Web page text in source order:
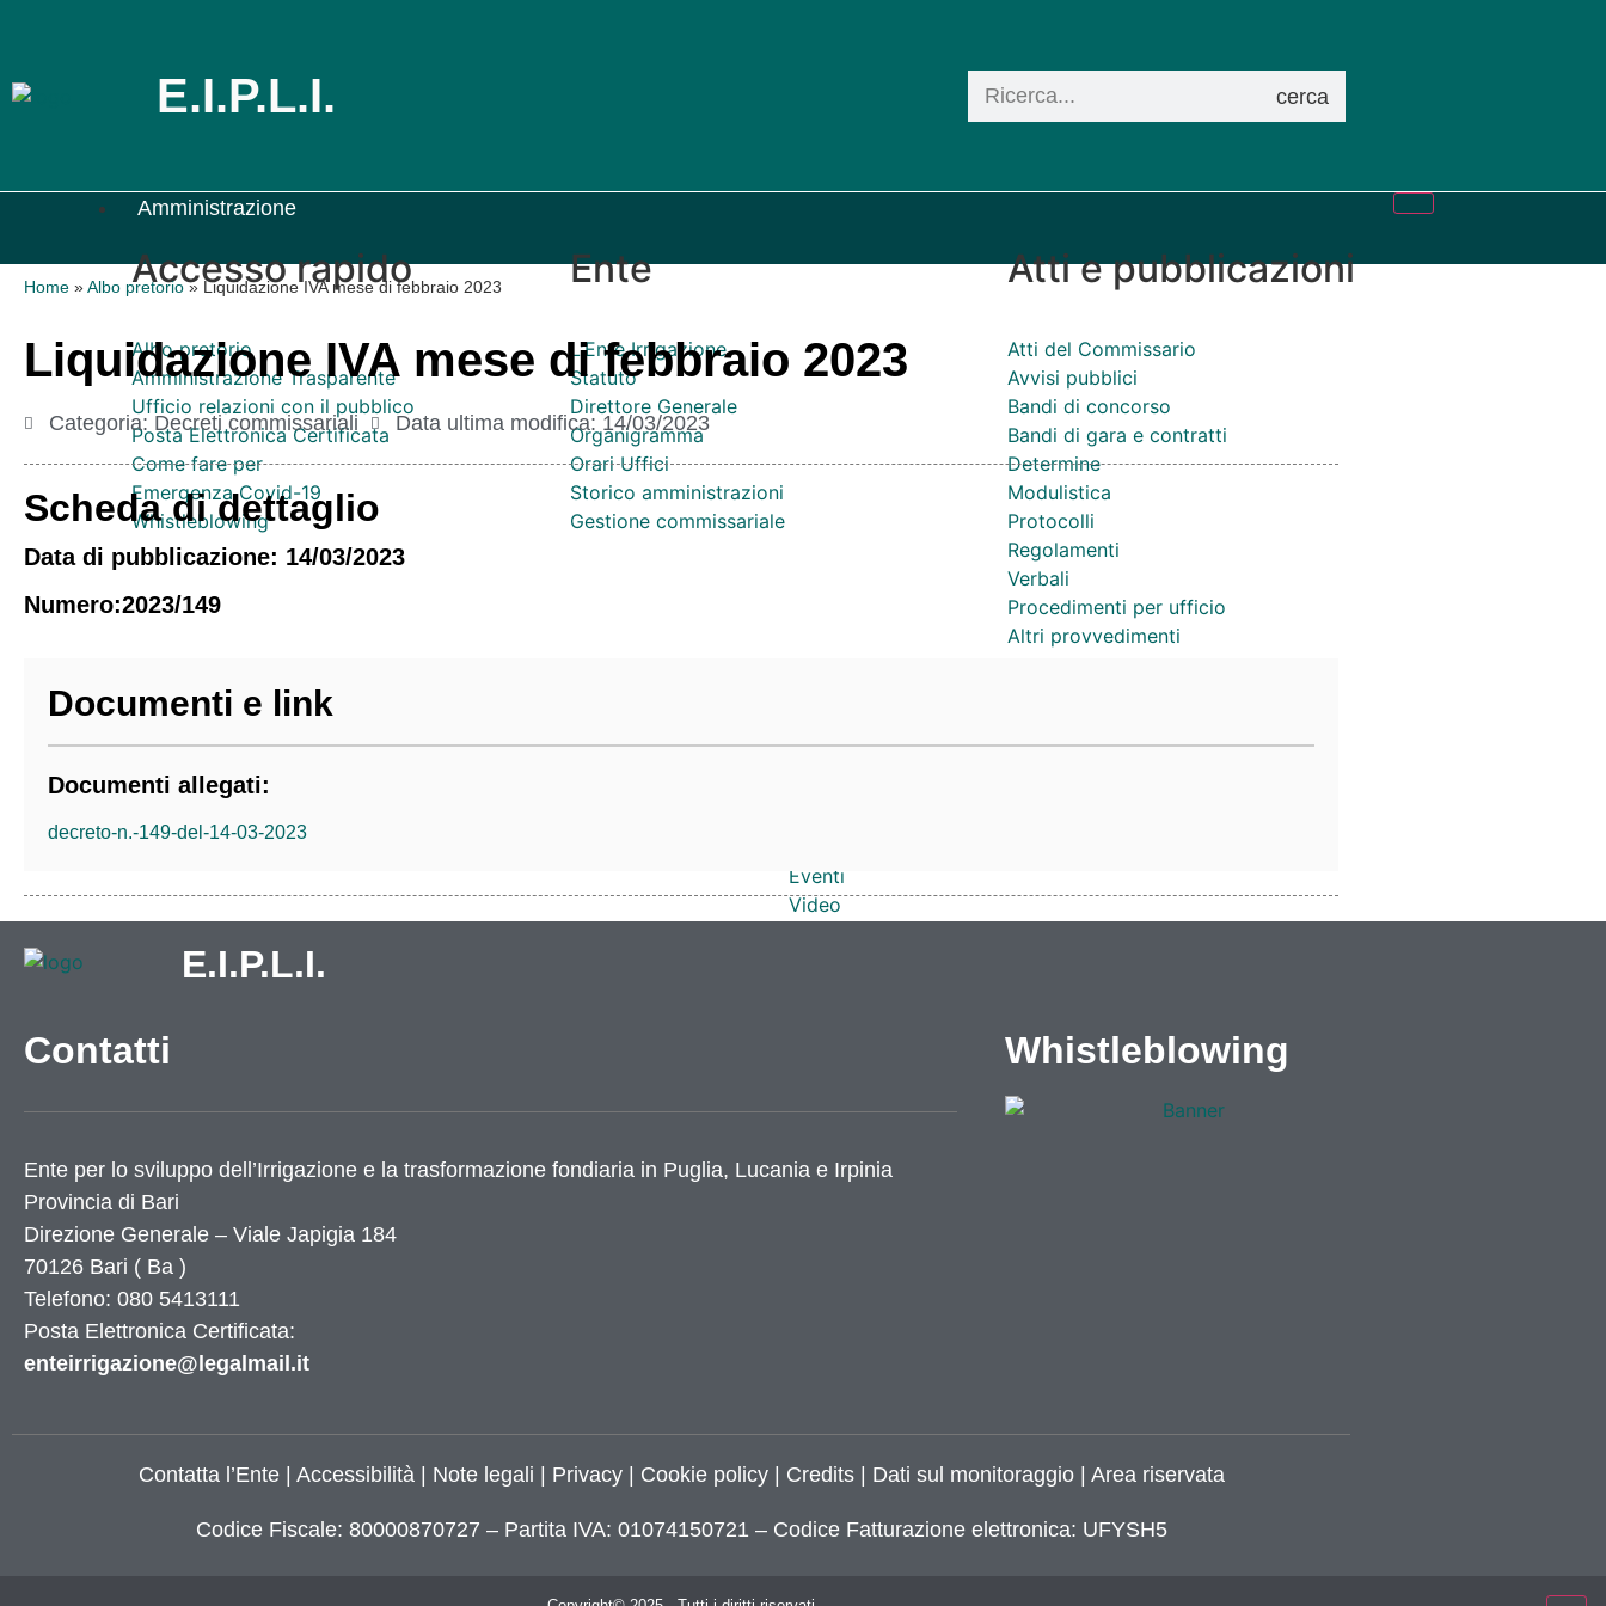
E.I.P.L.I. cerca
Amministrazione
Accesso rapido
Albo pretorio
Amministrazione Trasparente
Ufficio relazioni con il pubblico
Posta Elettronica Certificata
Come fare per
Emergenza Covid-19
Whistleblowing
Ente
L'Ente Irrigazione
Statuto
Direttore Generale
Organigramma
Orari Uffici
Storico amministrazioni
Gestione commissariale
Atti e pubblicazioni
Atti del Commissario
Avvisi pubblici
Bandi di concorso
Bandi di gara e contratti
Determine
Modulistica
Protocolli
Regolamenti
Verbali
Procedimenti per ufficio
Altri provvedimenti
Territorio
Come raggiungerci
Attività
Eventi
Video
Informazioni
Utilità
Dati Istat
Numeri utili
Elenco siti tematici
Servizi di Egovernment attivi
Servizi di Egovernment attivi di futura attivazione
Accessibilità
Mappa del sito
Elenco partner
Home » Albo pretorio» Liquidazione IVA mese di febbraio 2023
Liquidazione IVA mese di febbraio 2023
Categoria: Decreti commissariali Data ultima modifica: 14/03/2023
Scheda di dettaglio
Data di pubblicazione: 14/03/2023
Numero:2023/149
Documenti e link
Documenti allegati:
decreto-n.-149-del-14-03-2023
E.I.P.L.I.
Contatti
Ente per lo sviluppo dell’Irrigazione e la trasformazione fondiaria in Puglia, Lucania e Irpinia
Provincia di Bari
Direzione Generale – Viale Japigia 184
70126 Bari ( Ba )
Telefono: 080 5413111
Posta Elettronica Certificata:
enteirrigazione@legalmail.it
Whistleblowing
Contatta l’Ente| Accessibilità| Note legali Privacy| Cookie policy| Credits| Dati sul monitoraggio | Area riservata
Codice Fiscale: 80000870727 – Partita IVA: 01074150721 – Codice Fatturazione elettronica: UFYSH5